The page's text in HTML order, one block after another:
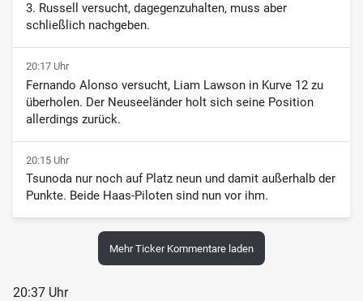
3. Russell versucht, dagegenzuhalten, muss aber
schließlich nachgeben.
20:17 Uhr
Fernando Alonso versucht, Liam Lawson in Kurve 12 zu
überholen. Der Neuseeländer holt sich seine Position
allerdings zurück.
20:15 Uhr
Tsunoda nur noch auf Platz neun und damit außerhalb der
Punkte. Beide Haas-Piloten sind nun vor ihm.
Mehr Ticker Kommentare laden
20:37 Uhr